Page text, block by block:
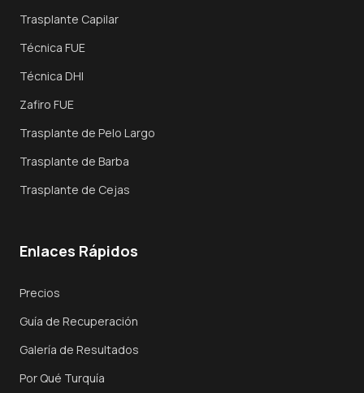
Trasplante DHI
Zafiro FUE
Trasplante de Pelo Largo
Recuperación
Trasplante Capilar
Técnica FUE
Técnica DHI
Zafiro FUE
Trasplante de Pelo Largo
Trasplante de Barba
Trasplante de Cejas
Enlaces Rápidos
Precios
Guía de Recuperación
Galería de Resultados
Por Qué Turquía